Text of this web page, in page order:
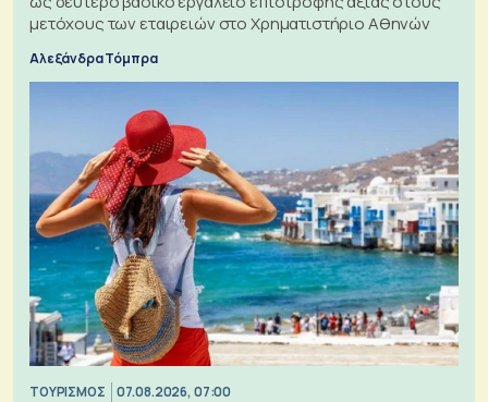
μετόχους των εταιρειών στο Χρηματιστήριο Αθηνών
Αλεξάνδρα Τόμπρα
ΤΟΥΡΙΣΜΟΣ 07.08.2026, 07:00